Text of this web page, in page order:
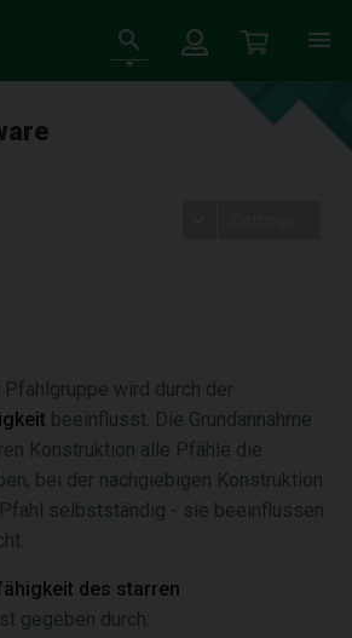
wird durch der
beeinflusst. Die Grundannahme
Konstruktion alle Pfähle die
bei der nachgiebigen Konstruktion
selbstständig - sie beeinflussen
des starren
gegeben durch: